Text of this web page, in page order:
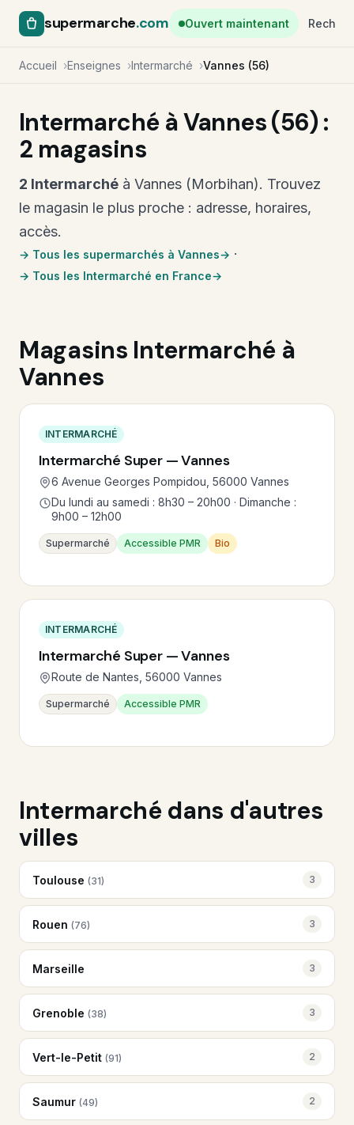
supermarche.com Ouvert maintenant
Accueil Enseignes Intermarché Vannes (56)
Intermarché à Vannes (56) :
2 magasins
2 Intermarché à Vannes (Morbihan). Trouvez
le magasin le plus proche : adresse, horaires,
accès.
→ Tous les supermarchés à Vannes ·
→ Tous les Intermarché en France
Magasins Intermarché à
Vannes
INTERMARCHÉ
Intermarché Super — Vannes
6 Avenue Georges Pompidou, 56000 Vannes
Du lundi au samedi : 8h30 – 20h00 · Dimanche :
9h00 – 12h00
Supermarché Accessible PMR Bio
INTERMARCHÉ
Intermarché Super — Vannes
Route de Nantes, 56000 Vannes
Supermarché Accessible PMR
Intermarché dans d'autres
villes
Toulouse (31) 3
Rouen (76) 3
Marseille 3
Grenoble (38) 3
Vert-le-Petit (91) 2
Saumur (49) 2